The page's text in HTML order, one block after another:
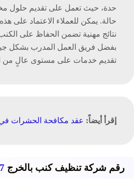
حدة، حيث تعمل على تقديم حلول
حالة. يمكن للعملاء الاعتماد على
نتائج مهنية تضمن الحفاظ على
بفضل فريق العمل المدرب بشكل
تقديم خدمات على مستوى عالٍ من
إقرأ أيضاً: عقد مكافحة الحشرات
رقم شركة تنظيف كنب بالخرج